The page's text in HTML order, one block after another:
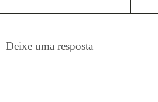
Deixe uma resposta